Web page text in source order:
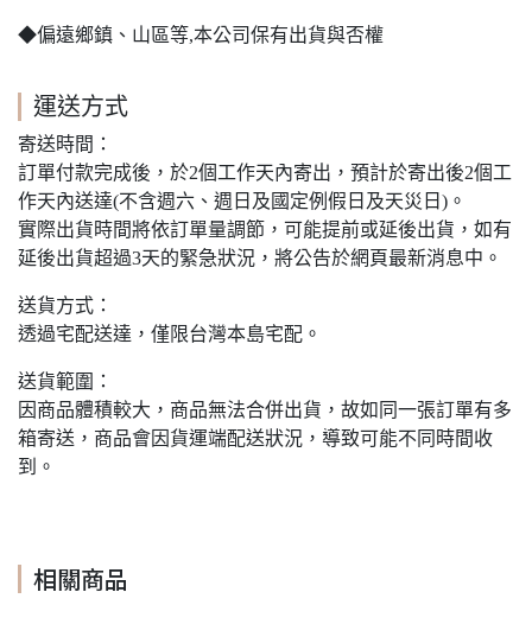
◆偏遠鄉鎮、山區等,本公司保有出貨與否權
運送方式
寄送時間：
訂單付款完成後，於2個工作天內寄出，預計於寄出後2個工
作天內送達(不含週六、週日及國定例假日及天災日)。
實際出貨時間將依訂單量調節，可能提前或延後出貨，如有
延後出貨超過3天的緊急狀況，將公告於網頁最新消息中。
送貨方式：
透過宅配送達，僅限台灣本島宅配。
送貨範圍：
因商品體積較大，商品無法合併出貨，故如同一張訂單有多
箱寄送，商品會因貨運端配送狀況，導致可能不同時間收
到。
相關商品